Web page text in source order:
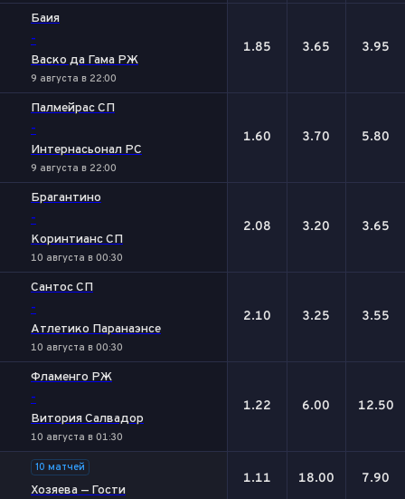
Баия
-
Васко да Гама РЖ
9 августа в 22:00
1.85 3.65 3.95
Палмейрас СП
-
Интернасьонал РС
9 августа в 22:00
1.60 3.70 5.80
Брагантино
-
Коринтианс СП
10 августа в 00:30
2.08 3.20 3.65
Сантос СП
-
Атлетико Паранаэнсе
10 августа в 00:30
2.10 3.25 3.55
Фламенго РЖ
-
Витория Салвадор
10 августа в 01:30
1.22 6.00 12.50
10 матчей
Хозяева — Гости
1.11 18.00 7.90